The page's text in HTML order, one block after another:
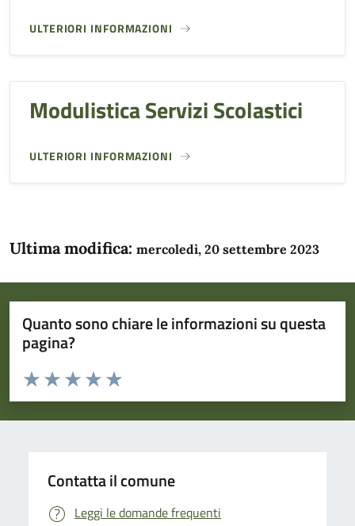
ULTERIORI INFORMAZIONI
Modulistica Servizi Scolastici
ULTERIORI INFORMAZIONI
Ultima modifica: mercoledì, 20 settembre 2023
Quanto sono chiare le informazioni su questa
pagina?
Domanda
Valuta da 1 a 5 stelle la pagina
Valuta 5 stelle su 5
Valuta 4 stelle su 5
Valuta 3 stelle su 5
Valuta 2 stelle su 5
Valuta 1 stelle su 5
Contatta il comune
Leggi le domande frequenti